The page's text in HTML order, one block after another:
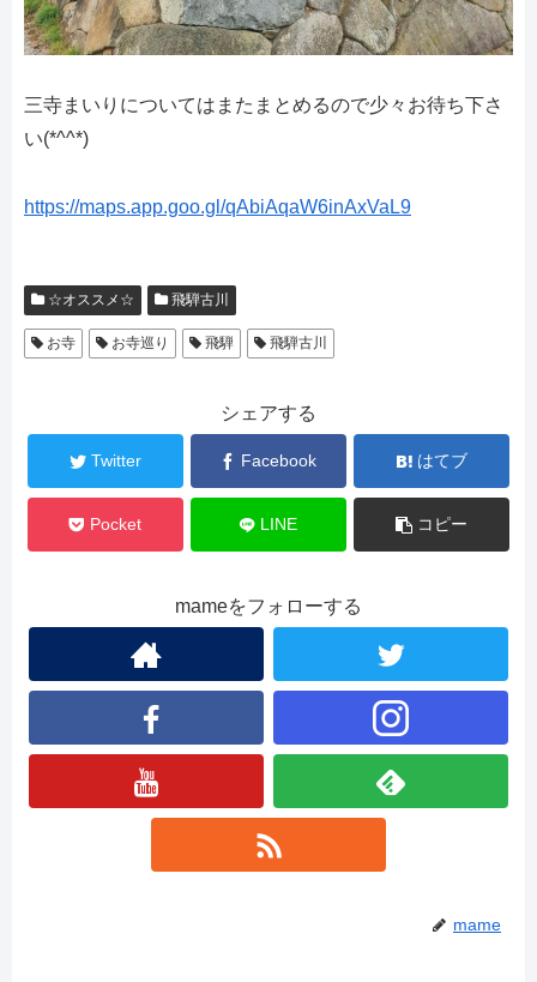
三寺まいりについてはまたまとめるので少々お待ち下さ
い(*^^*)
https://maps.app.goo.gl/qAbiAqaW6inAxVaL9
☆オススメ☆ 飛騨古川
お寺 お寺巡り 飛騨 飛騨古川
シェアする
Twitter Facebook はてブ
Pocket LINE コピー
mameをフォローする
mame